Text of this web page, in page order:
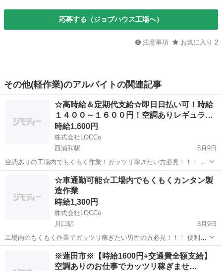
応募する（ジョブハウス工場へ）
注意事項 お気に入り 2
その他(軽作業)のアルバイトの関連記事
☆高時給＆定期代支給☆即日日払い可！時給
１４００～１６００円！空調ありレギュラ…
時給1,600円
株式会社LOCCo
西浦和駅
8月9日
空調ありの工場内でもくもく作業！ガッツリ稼ぎたい方必見！！！ 嬉
しい定期代支給（※当社規定あり）もありますので安定して稼げるの
が嬉しいポイント♪ ※人気案件により、多数応募を頂いてますので予
定より早く締め切ってしまう...
さいたま市 西浦和駅 仕分け 先方
☆車通勤可能☆工場内でもくもくカンタン製
造作業
時給1,300円
株式会社LOCCo
川口駅
8月9日
工場内のもくもく作業でガッツリ稼ぎたい男性の方必見！！！ 便利な
車通勤で快適にしっかり稼ぎましょう♪ 未経験でもイチから丁寧に教
えますのでご安心ください！ 【業務内容】 シリコン製の医療部品の製
川口駅 仕分け カンタン
※蓮田市※【時給1600円+交通費全額支給】
空調ありのお仕事でカッツリ稼ぎませ…